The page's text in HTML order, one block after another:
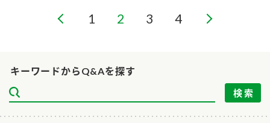
ぽん酢サワー
各部門が大切にしていること
おいしさと健康への取り組み
キッザニア東京「ぽん酢工房」
お問い合わせ
地図から取り扱い店舗を探す
キーワードからQ&Aを探す
1 2 3 4